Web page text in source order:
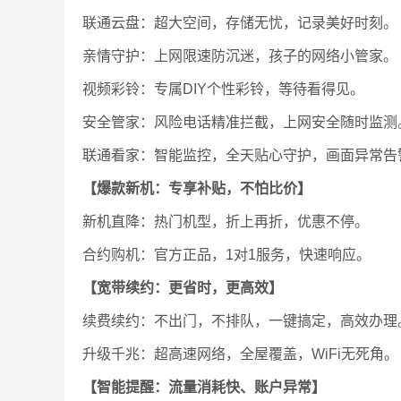
联通云盘：超大空间，存储无忧，记录美好时刻。
亲情守护：上网限速防沉迷，孩子的网络小管家。
视频彩铃：专属DIY个性彩铃，等待看得见。
安全管家：风险电话精准拦截，上网安全随时监测
联通看家：智能监控，全天贴心守护，画面异常告
【爆款新机：专享补贴，不怕比价】
新机直降：热门机型，折上再折，优惠不停。
合约购机：官方正品，1对1服务，快速响应。
【宽带续约：更省时，更高效】
续费续约：不出门，不排队，一键搞定，高效办理
升级千兆：超高速网络，全屋覆盖，WiFi无死角。
【智能提醒：流量消耗快、账户异常】